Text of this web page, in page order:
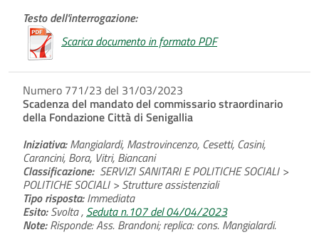
Testo dell'interrogazione:
Scarica documento in formato PDF
Numero 771/23 del 31/03/2023
Scadenza del mandato del commissario straordinario
della Fondazione Città di Senigallia
Iniziativa:Mangialardi, Mastrovincenzo, Cesetti, Casini,
Carancini, Bora, Vitri, Biancani
Classificazione: SERVIZI SANITARI E POLITICHE SOCIALI >
POLITICHE SOCIALI > Strutture assistenziali
Tipo risposta:Immediata
Esito:Svolta , Seduta n.107 del 04/04/2023
Note:Risponde: Ass. Brandoni; replica: cons. Mangialardi.